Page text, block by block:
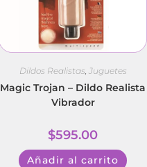
Dildos Realistas Juguetes
Magic Trojan – Dildo Realista
Vibrador
$595.00
Añadir al carrito